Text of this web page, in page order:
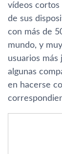
vídeos cortos
de sus
con más de
mundo, y
usuarios
algunas
en hacerse